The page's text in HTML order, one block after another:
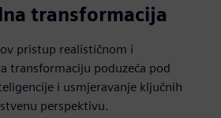
transformacija
pristup realističnom i
transformaciju poduzeća pod
i usmjeravanje ključnih
perspektivu.